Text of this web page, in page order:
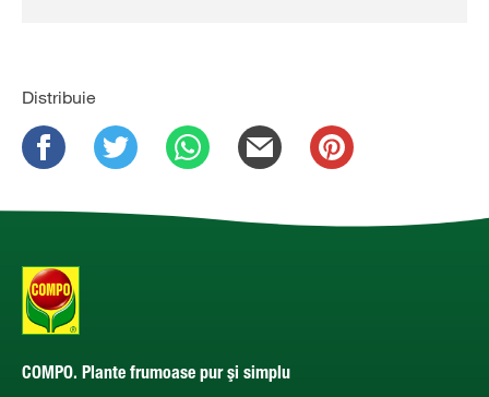
Distribuie
COMPO. Plante frumoase pur şi simplu